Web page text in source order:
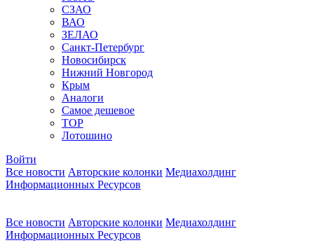
СЗАО
ВАО
ЗЕЛАО
Санкт-Петербург
Новосибирск
Нижний Новгород
Крым
Аналоги
Самое дешевое
TOP
Лотошино
Войти
Все новости Авторские колонки Медиахолдинг
Информационных Ресурсов
Все новости Авторские колонки Медиахолдинг
Информационных Ресурсов